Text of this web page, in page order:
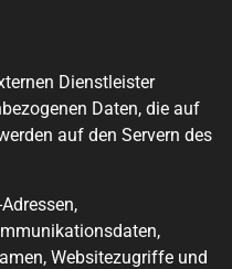
Dienstleister
Daten, die auf
auf den Servern des
Websitezugriffe und